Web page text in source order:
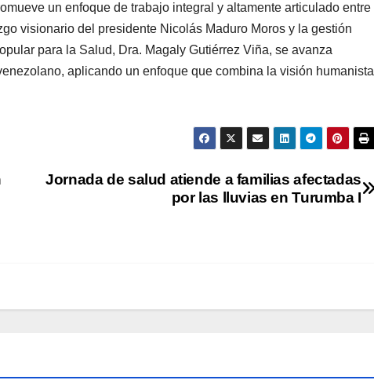
un enfoque de trabajo integral y altamente articulado entre
visionario del presidente Nicolás Maduro Moros y la gestión
para la Salud, Dra. Magaly Gutiérrez Viña, se avanza
aplicando un enfoque que combina la visión humanista
Jornada de salud atiende a familias afectadas
por las lluvias en Turumba I